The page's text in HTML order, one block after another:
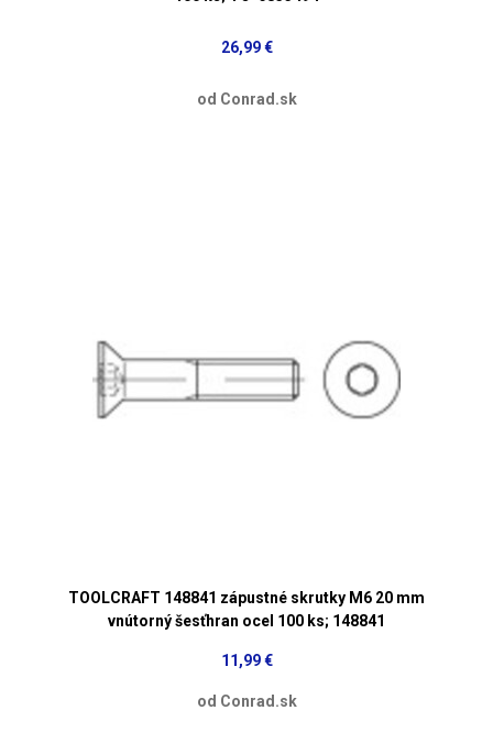
26,99 €
od Conrad.sk
TOOLCRAFT 148841 zápustné skrutky M6 20 mm
vnútorný šesťhran ocel 100 ks; 148841
11,99 €
od Conrad.sk